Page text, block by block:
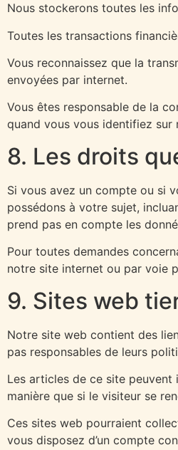
Nous stockerons toutes les
Toutes les transactions
Vous reconnaissez que la
envoyées par internet.
Vous êtes responsable de la
quand vous vous identifiez sur
8. Les droits
Si vous avez un compte ou si
possédons à votre sujet,
prend pas en compte les
Pour toutes demandes
notre site internet ou par voie
9. Sites web
Notre site web contient des
pas responsables de leurs
Les articles de ce site peuvent
manière que si le visiteur se
Ces sites web pourraient
vous disposez d’un compte